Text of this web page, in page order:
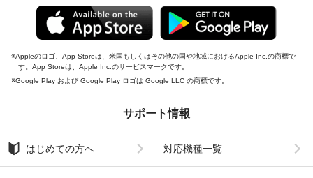
Appleのロゴ、App Storeは、米国もしくはその他の国や地域におけるApple Inc.の商標で
す。App Storeは、Apple Inc.のサービスマークです。
Google Play および Google Play ロゴは Google LLC の商標です。
サポート情報
はじめての方へ 対応機種一覧